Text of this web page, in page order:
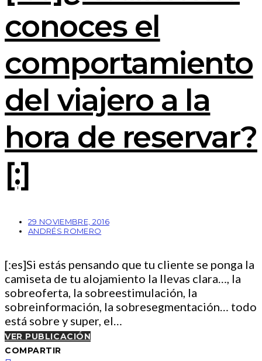
conoces el
comportamiento
del viajero a la
hora de reservar?
[:]
29 NOVIEMBRE, 2016
ANDRÉS ROMERO
[:es]Si estás pensando que tu cliente se ponga la
camiseta de tu alojamiento la llevas clara…, la
sobreoferta, la sobreestimulación, la
sobreinformación, la sobresegmentación… todo
está sobre y super, el…
VER PUBLICACIÓN
COMPARTIR